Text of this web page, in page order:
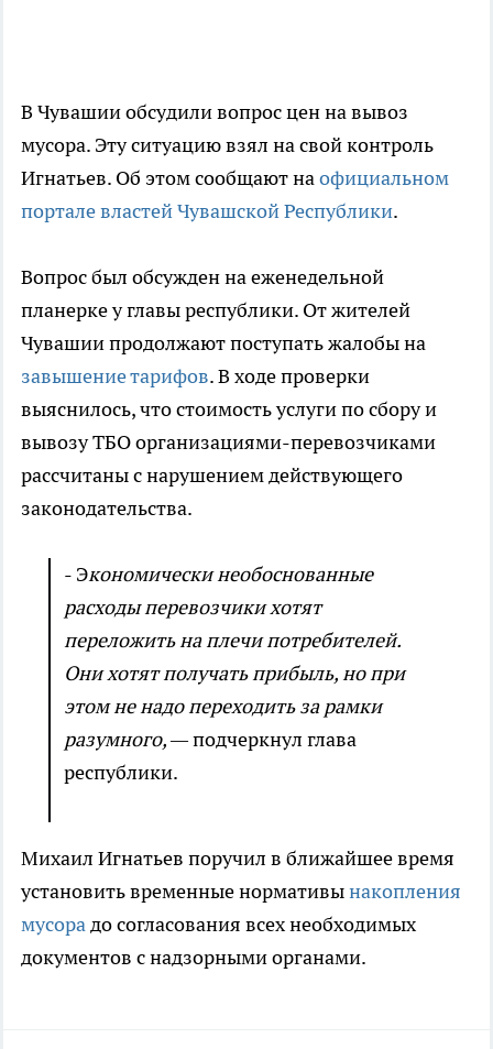
В Чувашии обсудили вопрос цен на вывоз
мусора. Эту ситуацию взял на свой контроль
Игнатьев. Об этом сообщают наофициальном
портале властей Чувашской Республики.
Вопрос был обсужден на еженедельной
планерке у главы республики. От жителей
Чувашии продолжают поступать жалобы на
завышение тарифов. В ходе проверки
выяснилось, что стоимость услуги по сбору и
вывозу ТБО организациями-перевозчиками
рассчитаны с нарушением действующего
законодательства.
- Экономически необоснованные
расходы перевозчики хотят
переложить на плечи потребителей.
Они хотят получать прибыль, но при
этом не надо переходить за рамки
разумного, —подчеркнул глава
республики.
Михаил Игнатьев поручил в ближайшее время
установить временные нормативынакопления
мусорадо согласования всех необходимых
документов с надзорными органами.